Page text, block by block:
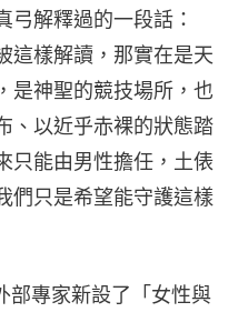
弓解釋過的一段話：
這樣解讀，那實在是天
是神聖的競技場所，也
、以近乎赤裸的狀態踏
只能由男性擔任，土俵
們只是希望能守護這樣
部專家新設了「女性與